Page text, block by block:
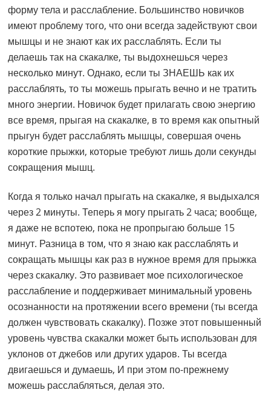
форму тела и расслабление. Большинство новичков
имеют проблему того, что они всегда задействуют свои
мышцы и не знают как их расслаблять. Если ты
делаешь так на скакалке, ты выдохнешься через
несколько минут. Однако, если ты ЗНАЕШЬ как их
расслаблять, то ты можешь прыгать вечно и не тратить
много энергии. Новичок будет прилагать свою энергию
все время, прыгая на скакалке, в то время как опытный
прыгун будет расслаблять мышцы, совершая очень
короткие прыжки, которые требуют лишь доли секунды
сокращения мышц.
Когда я только начал прыгать на скакалке, я выдыхался
через 2 минуты. Теперь я могу прыгать 2 часа; вообще,
я даже не вспотею, пока не пропрыгаю больше 15
минут. Разница в том, что я знаю как расслаблять и
сокращать мышцы как раз в нужное время для прыжка
через скакалку. Это развивает мое психологическое
расслабление и поддерживает минимальный уровень
осознанности на протяжении всего времени (ты всегда
должен чувствовать скакалку). Позже этот повышенный
уровень чувства скакалки может быть использован для
уклонов от джебов или других ударов. Ты всегда
двигаешься и думаешь, И при этом по-прежнему
можешь расслабляться, делая это.